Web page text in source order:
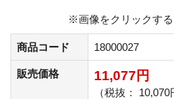
※画像をクリックする
商品コード 18000027
販売価格 11,077円
（税抜： 10,070